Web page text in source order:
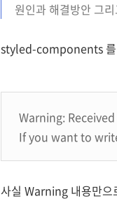
원인과 해결방안 그
styled-components 를
Warning:
If you want to
사실 Warning 내용만으